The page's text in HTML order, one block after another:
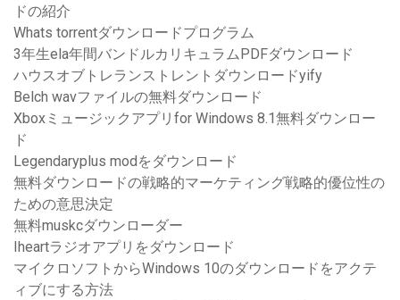
ドの紹介
Whats torrentダウンロードプログラム
3年生ela年間バンドルカリキュラムPDFダウンロード
ハウスオブトレランストレントダウンロードyify
Belch wavファイルの無料ダウンロード
Xboxミュージックアプリfor Windows 8.1無料ダウンロー
ド
Legendaryplus modをダウンロード
無料ダウンロードの戦略的マーケティング戦略的優位性の
ための意思決定
無料muskcダウンローダー
Iheartラジオアプリをダウンロード
マイクロソフトからWindows 10のダウンロードをアクテ
ィブにする方法